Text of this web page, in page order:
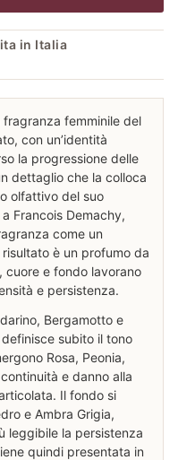
in Italia
fragranza femminile del
con un’identità
la progressione delle
dettaglio che la colloca
olfattivo del suo
Francois Demachy,
come un
è un profumo da
cuore e fondo lavorano
e persistenza.
Bergamotto e
subito il tono
Rosa, Peonia,
e danno alla
Il fondo si
e Ambra Grigia,
leggibile la persistenza
quindi presentata in